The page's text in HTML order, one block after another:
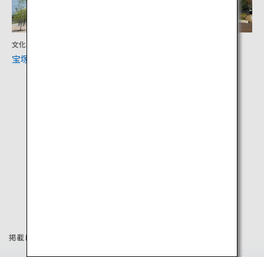
文化
宝塚市立手塚治虫記念館
掲載している情報は2023年1月時点の情報です。